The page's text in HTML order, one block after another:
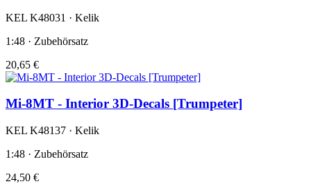
KEL K48031 · Kelik
1:48 · Zubehörsatz
20,65 €
Mi-8MT - Interior 3D-Decals [Trumpeter]
KEL K48137 · Kelik
1:48 · Zubehörsatz
24,50 €